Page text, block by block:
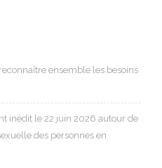
ensemble les besoins
inédit le 22 juin 2026 autour de
des personnes en